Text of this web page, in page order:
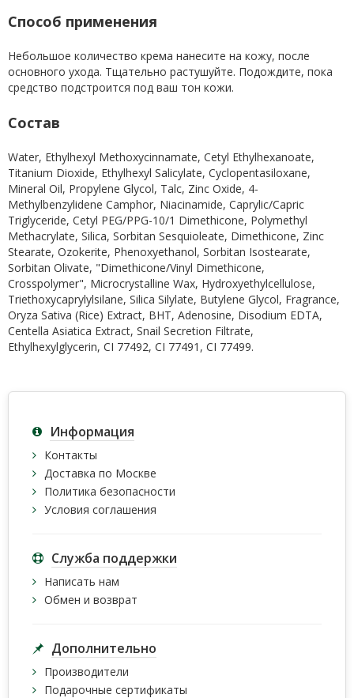
Способ применения
Небольшое количество крема нанесите на кожу, после
основного ухода. Тщательно растушуйте. Подождите, пока
средство подстроится под ваш тон кожи.
Состав
Water, Ethylhexyl Methoxycinnamate, Cetyl Ethylhexanoate,
Titanium Dioxide, Ethylhexyl Salicylate, Cyclopentasiloxane,
Mineral Oil, Propylene Glycol, Talc, Zinc Oxide, 4-
Methylbenzylidene Camphor, Niacinamide, Caprylic/Capric
Triglyceride, Cetyl PEG/PPG-10/1 Dimethicone, Polymethyl
Methacrylate, Silica, Sorbitan Sesquioleate, Dimethicone, Zinc
Stearate, Ozokerite, Phenoxyethanol, Sorbitan Isostearate,
Sorbitan Olivate, "Dimethicone/Vinyl Dimethicone,
Crosspolymer", Microcrystalline Wax, Hydroxyethylcellulose,
Triethoxycaprylylsilane, Silica Silylate, Butylene Glycol, Fragrance,
Oryza Sativa (Rice) Extract, BHT, Adenosine, Disodium EDTA,
Centella Asiatica Extract, Snail Secretion Filtrate,
Ethylhexylglycerin, CI 77492, CI 77491, CI 77499.
Информация
Контакты
Доставка по Москве
Политика безопасности
Условия соглашения
Служба поддержки
Написать нам
Обмен и возврат
Дополнительно
Производители
Подарочные сертификаты